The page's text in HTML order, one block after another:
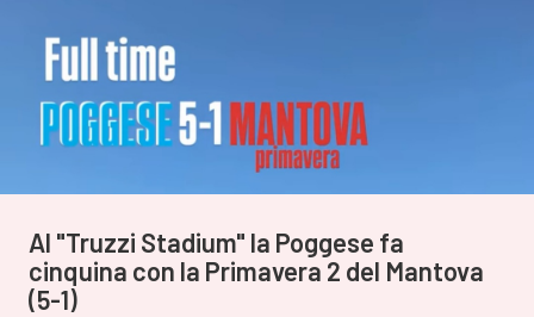
Al "Truzzi Stadium" la Poggese fa
cinquina con la Primavera 2 del Mantova
(5-1)